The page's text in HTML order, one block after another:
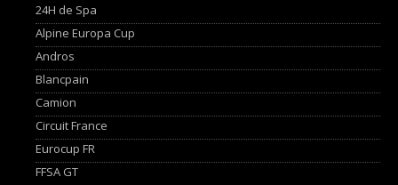
24H de Spa
Alpine Europa Cup
Andros
Blancpain
Camion
Circuit France
Eurocup FR
FFSA GT